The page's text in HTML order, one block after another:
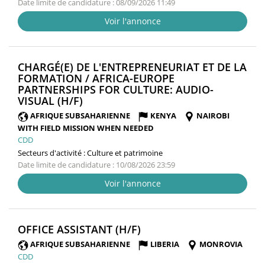
Date limite de candidature : 08/09/2026 11:49
Voir l'annonce
CHARGÉ(E) DE L'ENTREPRENEURIAT ET DE LA
FORMATION / AFRICA-EUROPE
PARTNERSHIPS FOR CULTURE: AUDIO-
VISUAL (H/F)
FENÊTRE)
AFRIQUE SUBSAHARIENNE KENYA
NAIROBI
WITH FIELD MISSION WHEN NEEDED
CDD
Secteurs d'activité :Culture et patrimoine
Date limite de candidature : 10/08/2026 23:59
Voir l'annonce
OFFICE ASSISTANT (H/F)
FENÊTRE)
AFRIQUE SUBSAHARIENNE LIBERIA
MONROVIA
CDD